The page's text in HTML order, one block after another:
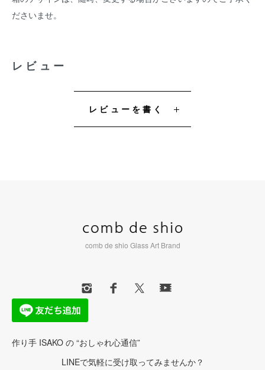
ださいませ。
レビュー
レビューを書く
comb de shio Glass Art Brand
作り手 ISAKO の “おしゃれ心通信”
LINEで気軽に受け取ってみませんか？